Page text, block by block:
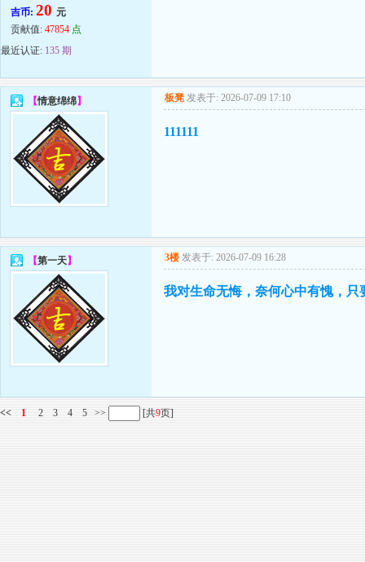
吉币: 20 元
贡献值: 47854 点
最近认证: 135 期
【情意绵绵】 板凳 发表于: 2026-07-09 17:10
111111
【第一天】 3楼 发表于: 2026-07-09 16:28
我对生命无悔，奈何心中有愧，
<< 1 2 3 4 5 >> [共9页]